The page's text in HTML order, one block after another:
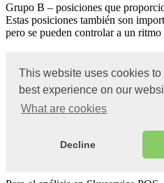
This website uses cookies
best experience on our
What are cookies
Decline
Grupo B – posiciones que
Estas posiciones también son
pero se pueden controlar a un
Este es el grupo de puestos
O no generan ingresos o arrastran